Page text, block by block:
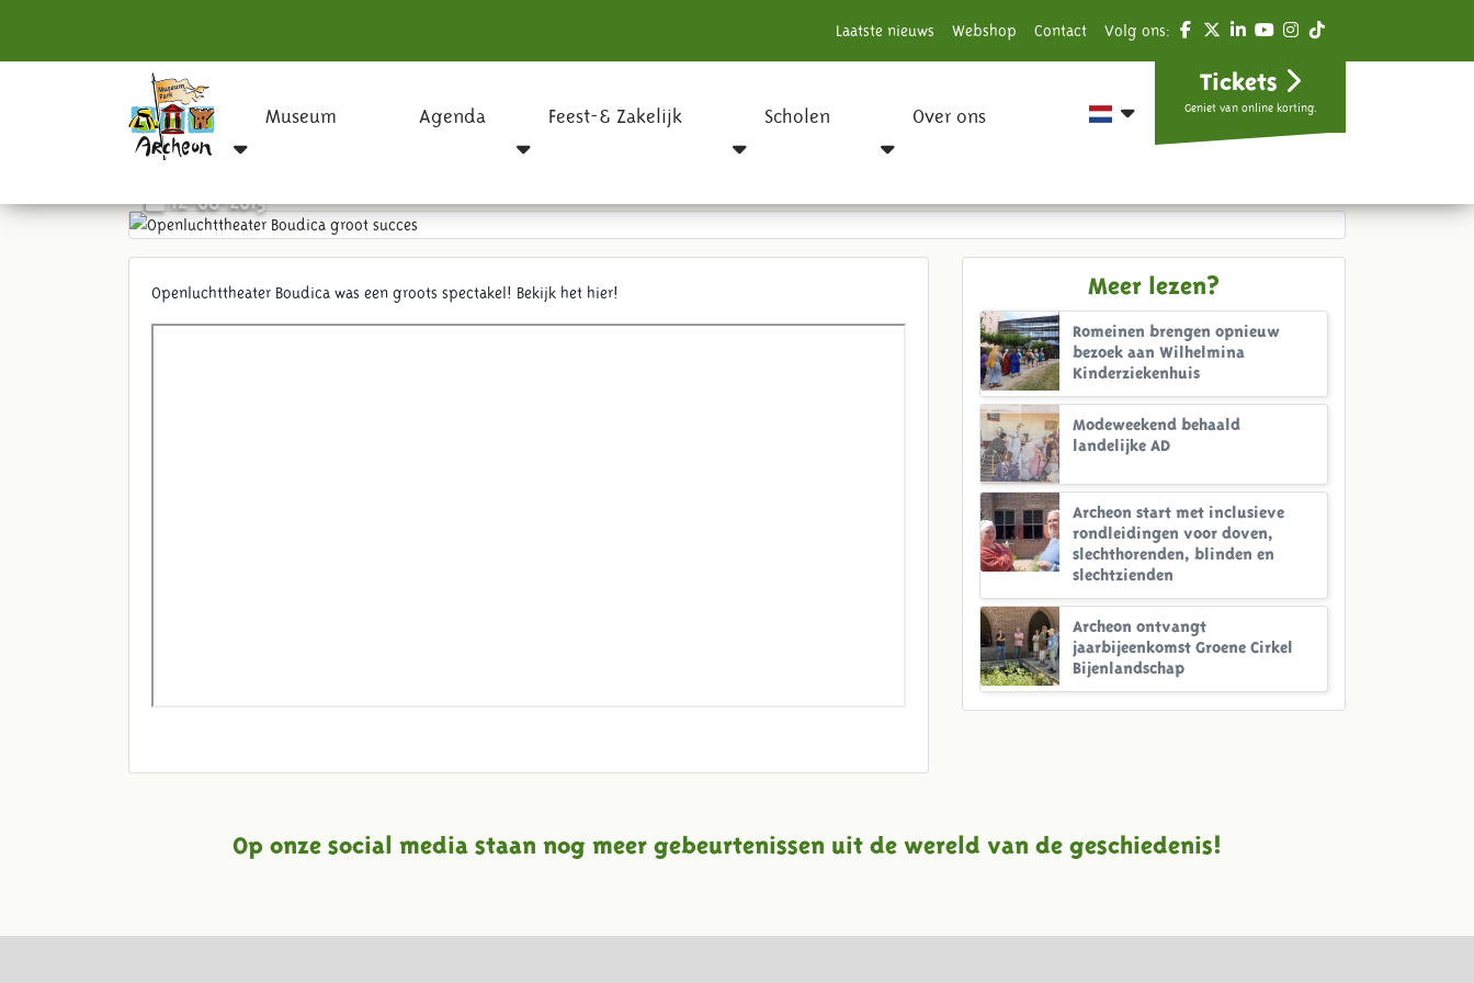
Laatste nieuws Webshop Contact Volg ons:
Museum Agenda Feest-& Zakelijk Scholen Over ons
Tickets
Geniet van online korting.
Openluchttheater Boudica groot succes
Openluchttheater Boudica was een groots spectakel! Bekijk het hier!
Meer lezen?
Romeinen brengen opnieuw
bezoek aan Wilhelmina
Kinderziekenhuis
Modeweekend behaald
landelijke AD
Archeon start met inclusieve
rondleidingen voor doven,
slechthorenden, blinden en
slechtzienden
Archeon ontvangt
jaarbijeenkomst Groene Cirkel
Bijenlandschap
Op onze social media staan nog meer gebeurtenissen uit de wereld van de geschiedenis!